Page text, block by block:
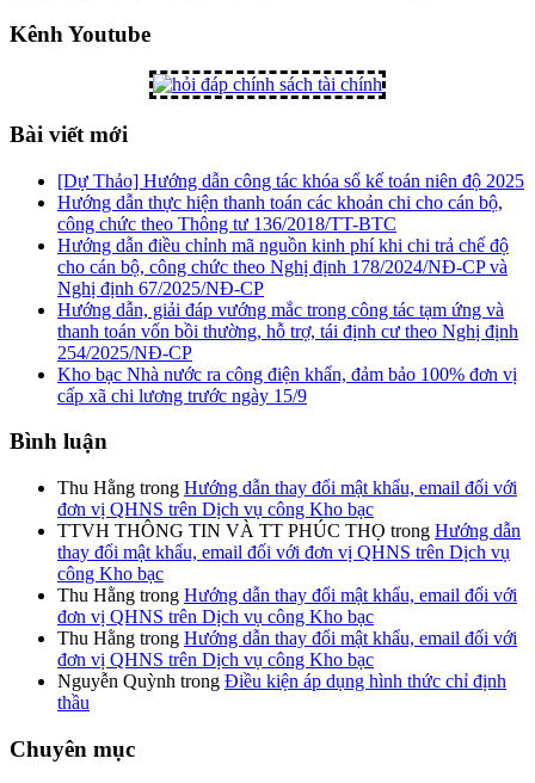
Kênh Youtube
Bài viết mới
[Dự Thảo] Hướng dẫn công tác khóa sổ kế toán niên độ 2025
Hướng dẫn thực hiện thanh toán các khoản chi cho cán bộ,
công chức theo Thông tư 136/2018/TT-BTC
Hướng dẫn điều chỉnh mã nguồn kinh phí khi chi trả chế độ
cho cán bộ, công chức theo Nghị định 178/2024/NĐ-CP và
Nghị định 67/2025/NĐ-CP
Hướng dẫn, giải đáp vướng mắc trong công tác tạm ứng và
thanh toán vốn bồi thường, hỗ trợ, tái định cư theo Nghị định
254/2025/NĐ-CP
Kho bạc Nhà nước ra công điện khẩn, đảm bảo 100% đơn vị
cấp xã chi lương trước ngày 15/9
Bình luận
Thu Hằng trong Hướng dẫn thay đổi mật khẩu, email đối với
đơn vị QHNS trên Dịch vụ công Kho bạc
TTVH THÔNG TIN VÀ TT PHÚC THỌ trong Hướng dẫn
thay đổi mật khẩu, email đối với đơn vị QHNS trên Dịch vụ
công Kho bạc
Thu Hằng trong Hướng dẫn thay đổi mật khẩu, email đối với
đơn vị QHNS trên Dịch vụ công Kho bạc
Thu Hằng trong Hướng dẫn thay đổi mật khẩu, email đối với
đơn vị QHNS trên Dịch vụ công Kho bạc
Nguyễn Quỳnh trong Điều kiện áp dụng hình thức chỉ định
thầu
Chuyên mục